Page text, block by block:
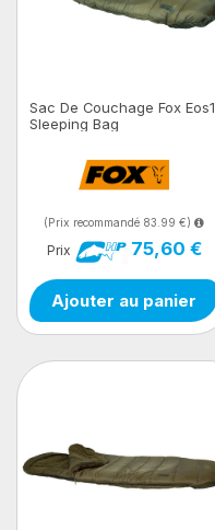
Sac De Couchage Fox Eos1
Sleeping Bag
(Prix recommandé 83.99 €)
Prix 75,60 €
Ajouter au panier